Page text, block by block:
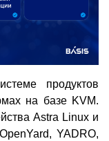
продуктов
на базе KVM.
Astra Linux и
YADRO,